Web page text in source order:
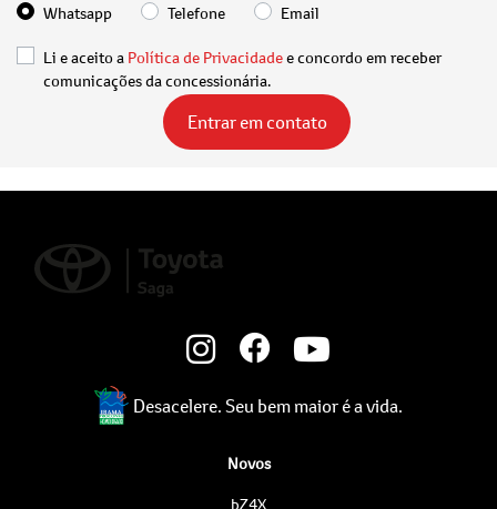
Whatsapp Telefone Email
Li e aceito a Política de Privacidadee concordo em receber
comunicações da concessionária.
Entrar em contato
Desacelere. Seu bem maior é a vida.
Novos
bZ4X